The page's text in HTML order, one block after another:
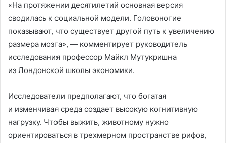
«На протяжении десятилетий основная версия
сводилась к социальной модели. Головоногие
показывают, что существует другой путь к увеличению
размера мозга», — комментирует руководитель
исследования профессор Майкл Мутукришна
из Лондонской школы экономики.
Исследователи предполагают, что богатая
и изменчивая среда создает высокую когнитивную
нагрузку. Чтобы выжить, животному нужно
ориентироваться в трехмерном пространстве рифов,